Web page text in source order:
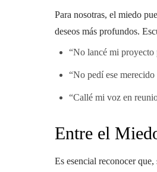
Para nosotras, el miedo
deseos más profundos.
“No lancé mi proyecto
“No pedí ese
“Callé mi voz en
Entre el
Es esencial reconocer